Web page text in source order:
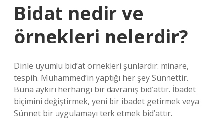
Bidat nedir ve
örnekleri nelerdir?
Dinle uyumlu bid’at örnekleri şunlardır: minare,
tespih. Muhammed’in yaptığı her şey Sünnettir.
Buna aykırı herhangi bir davranış bid’attır. İbadet
biçimini değiştirmek, yeni bir ibadet getirmek veya
Sünnet bir uygulamayı terk etmek bid’attır.